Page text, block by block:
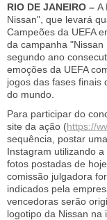
RIO DE JANEIRO – A
Nissan", que levará
Campeões da UEFA
da campanha
segundo ano
emoções da UEFA
jogos das fases finais
do mundo.
Para participar do
site da ação (https://
sequência, postar
Instagram utilizando a
fotos postadas de
comissão julgadora
indicados pela
vencedoras serão
logotipo da Nissan na